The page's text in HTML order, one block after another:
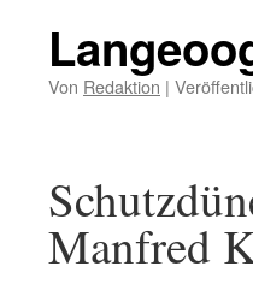
Von Redaktion |
Manfred